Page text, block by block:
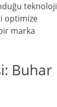
teknoloji
optimize
marka
Buhar